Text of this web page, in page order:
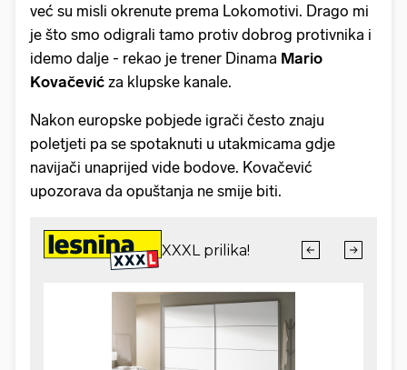
već su misli okrenute prema Lokomotivi. Drago mi
je što smo odigrali tamo protiv dobrog protivnika i
idemo dalje - rekao je trener Dinama Mario
Kovačević za klupske kanale.
Nakon europske pobjede igrači često znaju
poletjeti pa se spotaknuti u utakmicama gdje
navijači unaprijed vide bodove. Kovačević
upozorava da opuštanja ne smije biti.